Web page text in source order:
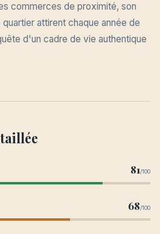
commerces de proximité, son
attirent chaque année de
d'un cadre de vie authentique
81/100
68/100